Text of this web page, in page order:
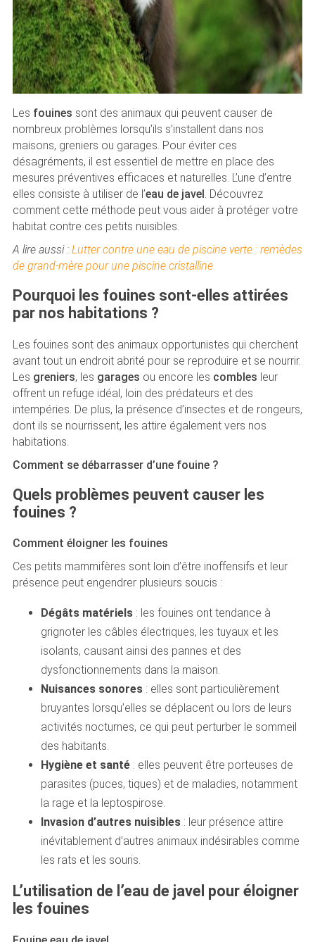
Les fouines sont des animaux qui peuvent causer de
nombreux problèmes lorsqu’ils s’installent dans nos
maisons, greniers ou garages. Pour éviter ces
désagréments, il est essentiel de mettre en place des
mesures préventives efficaces et naturelles. L’une d’entre
elles consiste à utiliser de l’eau de javel . Découvrez
comment cette méthode peut vous aider à protéger votre
habitat contre ces petits nuisibles.
A lire aussi : Lutter contre une eau de piscine verte : remèdes
de grand-mère pour une piscine cristalline
Pourquoi les fouines sont-elles attirées
par nos habitations ?
Les fouines sont des animaux opportunistes qui cherchent
avant tout un endroit abrité pour se reproduire et se nourrir.
Les greniers, les garages ou encore les combles leur
offrent un refuge idéal, loin des prédateurs et des
intempéries. De plus, la présence d’insectes et de rongeurs,
dont ils se nourrissent, les attire également vers nos
habitations.
Comment se débarrasser d’une fouine ?
Quels problèmes peuvent causer les
fouines ?
Comment éloigner les fouines
Ces petits mammifères sont loin d’être inoffensifs et leur
présence peut engendrer plusieurs soucis :
Dégâts matériels: les fouines ont tendance à
grignoter les câbles électriques, les tuyaux et les
isolants, causant ainsi des pannes et des
dysfonctionnements dans la maison.
Nuisances sonores: elles sont particulièrement
bruyantes lorsqu’elles se déplacent ou lors de leurs
activités nocturnes, ce qui peut perturber le sommeil
des habitants.
Hygiène et santé: elles peuvent être porteuses de
parasites (puces, tiques) et de maladies, notamment
la rage et la leptospirose.
Invasion d’autres nuisibles: leur présence attire
inévitablement d’autres animaux indésirables comme
les rats et les souris.
L’utilisation de l’eau de javel pour éloigner
les fouines